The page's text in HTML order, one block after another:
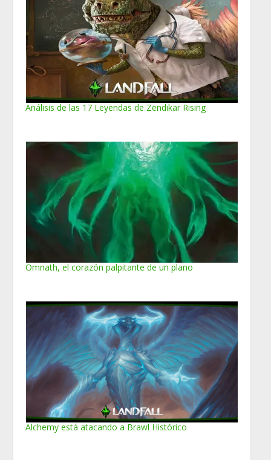
Análisis de las 17 Leyendas de Zendikar Rising
Omnath, el corazón palpitante de un plano
Alchemy está atacando a Brawl Histórico